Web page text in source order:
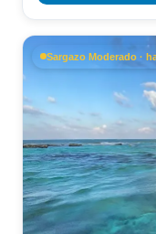
Sargazo Moderado ·